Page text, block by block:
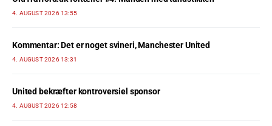
4. AUGUST 2026 13:55
Kommentar: Det er noget svineri, Manchester United
4. AUGUST 2026 13:31
United bekræfter kontroversiel sponsor
4. AUGUST 2026 12:58